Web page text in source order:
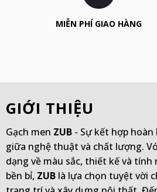
MIỄN PHÍ GIAO HÀNG
GIỚI THIỆU
Gạch men ZUB- Sự kết hợp hoàn
giữa nghệ thuật và chất lượng.
dạng về màu sắc, thiết kế và tính
bền bỉ, ZUBlà lựa chọn tuyệt vời